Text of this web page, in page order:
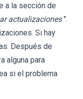
a la sección de
actualizaciones ".
Si hay
Después de
alguna para
si el problema